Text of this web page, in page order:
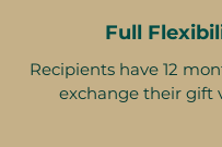
Full
Recipients have 12
exchange their gift